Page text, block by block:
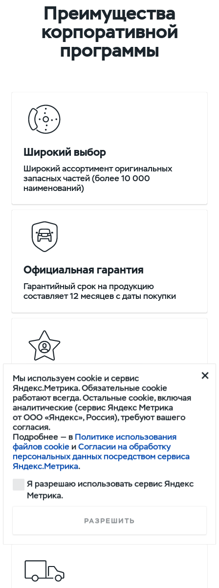
Преимущества
корпоративной
программы
Широкий выбор
Широкий ассортимент оригинальных
запасных частей (более 10 000
наименований)
Официальная гарантия
Гарантийный срок на продукцию
составляет 12 месяцев с даты покупки
Индивидуальный подход
Гибкие торговые условия с учетом
специфики вашего бизнеса
Низкие цены
Выгодные предложения на продукцию
контрактов с эксклюзивными ценами
Мы используем cookie и сервис
Яндекс.Метрика. Обязательные cookie
работают всегда. Остальные cookie, включая
аналитические (сервис Яндекс Метрика
от ООО «Яндекс», Россия), требуют вашего
согласия.
Подробнее — в Политике использования
файлов cookie иСогласии на обработку
персональных данных посредством сервиса
Яндекс.Метрика.
Я разрешаю использовать сервис Яндекс
Метрика.
РАЗРЕШИТЬ